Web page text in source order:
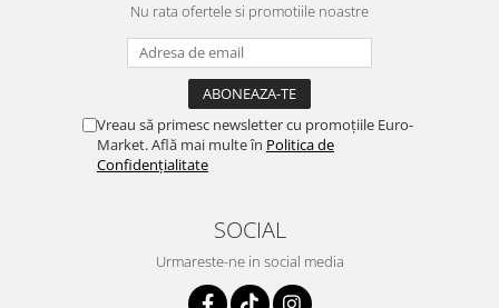
Nu rata ofertele si promotiile noastre
Vreau să primesc newsletter cu promoțiile Euro-
Market. Află mai multe în Politica de
Confidențialitate
SOCIAL
Urmareste-ne in social media